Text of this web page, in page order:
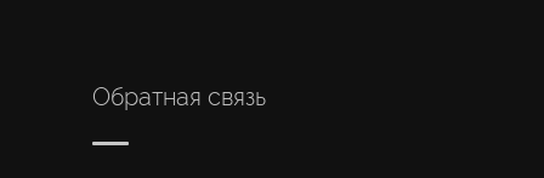
Обратная связь